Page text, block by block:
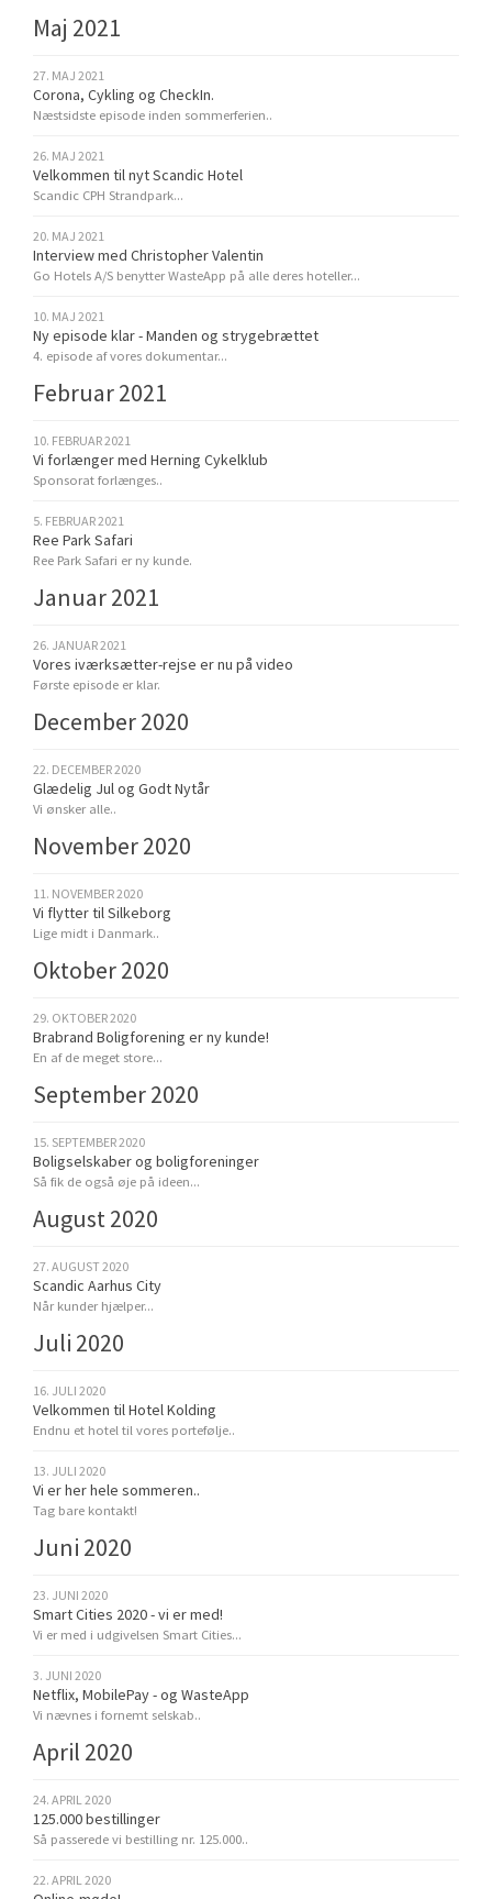
Maj 2021
27. MAJ 2021
Corona, Cykling og CheckIn.
Næstsidste episode inden sommerferien..
26. MAJ 2021
Velkommen til nyt Scandic Hotel
Scandic CPH Strandpark...
20. MAJ 2021
Interview med Christopher Valentin
Go Hotels A/S benytter WasteApp på alle deres hoteller...
10. MAJ 2021
Ny episode klar - Manden og strygebrættet
4. episode af vores dokumentar...
Februar 2021
10. FEBRUAR 2021
Vi forlænger med Herning Cykelklub
Sponsorat forlænges..
5. FEBRUAR 2021
Ree Park Safari
Ree Park Safari er ny kunde.
Januar 2021
26. JANUAR 2021
Vores iværksætter-rejse er nu på video
Første episode er klar.
December 2020
22. DECEMBER 2020
Glædelig Jul og Godt Nytår
Vi ønsker alle..
November 2020
11. NOVEMBER 2020
Vi flytter til Silkeborg
Lige midt i Danmark..
Oktober 2020
29. OKTOBER 2020
Brabrand Boligforening er ny kunde!
En af de meget store...
September 2020
15. SEPTEMBER 2020
Boligselskaber og boligforeninger
Så fik de også øje på ideen...
August 2020
27. AUGUST 2020
Scandic Aarhus City
Når kunder hjælper...
Juli 2020
16. JULI 2020
Velkommen til Hotel Kolding
Endnu et hotel til vores portefølje..
13. JULI 2020
Vi er her hele sommeren..
Tag bare kontakt!
Juni 2020
23. JUNI 2020
Smart Cities 2020 - vi er med!
Vi er med i udgivelsen Smart Cities...
3. JUNI 2020
Netflix, MobilePay - og WasteApp
Vi nævnes i fornemt selskab..
April 2020
24. APRIL 2020
125.000 bestillinger
Så passerede vi bestilling nr. 125.000..
22. APRIL 2020